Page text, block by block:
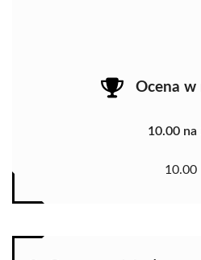
Ocena w
10.00 na
10.00